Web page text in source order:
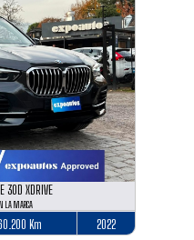
30D XDRIVE
LA MARCA
Km 2022